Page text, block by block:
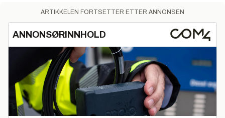
ARTIKKELEN FORTSETTER ETTER ANNONSEN
ANNONSØRINNHOLD